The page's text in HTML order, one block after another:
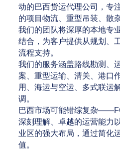
动的巴西货运代理公司，专
的项目物流、重型吊装、散
我们的团队将深厚的本地专
结合，为客户提供从规划、
流程支持。
我们的服务涵盖路线勘测、
案、重型运输、清关、港口
用、海运与空运、多式联运
调。
巴西市场可能错综复杂
深刻理解、卓越的运营能力
业区的强大布局，通过简化
值。